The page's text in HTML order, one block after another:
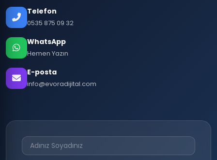
Telefon
0535 875 09 32
WhatsApp
Hemen Yazın
E-posta
info@evoradijital.com